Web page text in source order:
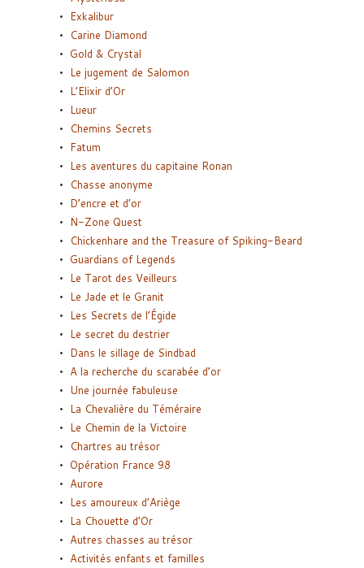
Exkalibur
Carine Diamond
Gold & Crystal
Le jugement de Salomon
L’Elixir d’Or
Lueur
Chemins Secrets
Fatum
Les aventures du capitaine Ronan
Chasse anonyme
D’encre et d’or
N-Zone Quest
Chickenhare and the Treasure of Spiking-Beard
Guardians of Legends
Le Tarot des Veilleurs
Le Jade et le Granit
Les Secrets de l’Égide
Le secret du destrier
Dans le sillage de Sindbad
A la recherche du scarabée d’or
Une journée fabuleuse
La Chevalière du Téméraire
Le Chemin de la Victoire
Chartres au trésor
Opération France 98
Aurore
Les amoureux d’Ariège
La Chouette d’Or
Autres chasses au trésor
Activités enfants et familles